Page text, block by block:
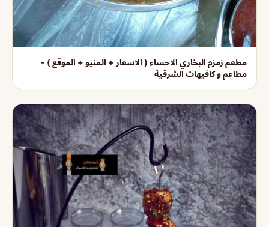
مطعم زمزم البخاري الاحساء ( الاسعار + المنيو + الموقع ) -
مطاعم و كافيهات الشرقية